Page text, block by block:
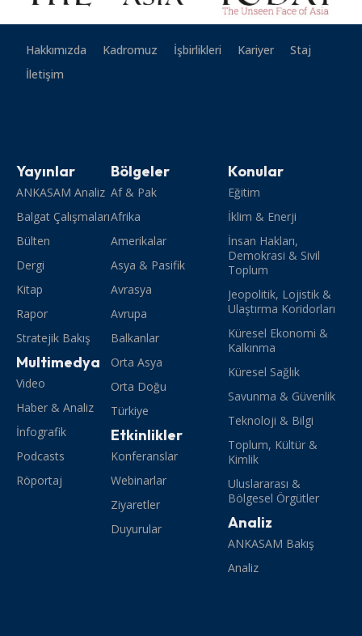
Hakkımızda Kadromuz İşbirlikleri Kariyer
Staj
İletişim
Yayınlar
ANKASAM Analiz
Balgat Çalışmaları
Bülten
Dergi
Kitap
Rapor
Stratejik Bakış
Multimedya
Video
Haber & Analiz
İnfografik
Podcasts
Röportaj
Bölgeler
Af & Pak
Afrika
Amerikalar
Asya & Pasifik
Avrasya
Avrupa
Balkanlar
Orta Asya
Orta Doğu
Türkiye
Etkinlikler
Konferanslar
Webinarlar
Ziyaretler
Duyurular
Konular
Eğitim
İklim & Enerji
İnsan Hakları,
Demokrasi & Sivil
Toplum
Jeopolitik, Lojistik &
Ulaştırma Koridorları
Küresel Ekonomi &
Kalkınma
Küresel Sağlık
Savunma & Güvenlik
Teknoloji & Bilgi
Toplum, Kültür &
Kimlik
Uluslararası &
Bölgesel Örgütler
Analiz
ANKASAM Bakış
Analiz